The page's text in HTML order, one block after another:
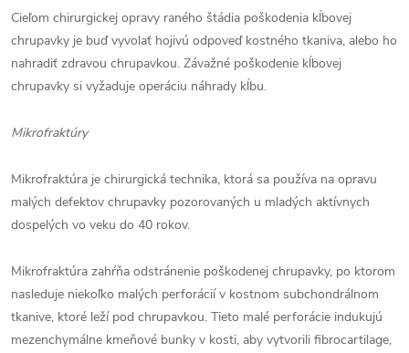
Cieľom chirurgickej opravy raného štádia poškodenia kĺbovej
chrupavky je buď vyvolať hojivú odpoveď kostného tkaniva, alebo ho
nahradiť zdravou chrupavkou. Závažné poškodenie kĺbovej
chrupavky si vyžaduje operáciu náhrady kĺbu.
Mikrofraktúry
Mikrofraktúra je chirurgická technika, ktorá sa používa na opravu
malých defektov chrupavky pozorovaných u mladých aktívnych
dospelých vo veku do 40 rokov.
Mikrofraktúra zahŕňa odstránenie poškodenej chrupavky, po ktorom
nasleduje niekoľko malých perforácií v kostnom subchondrálnom
tkanive, ktoré leží pod chrupavkou. Tieto malé perforácie indukujú
mezenchymálne kmeňové bunky v kosti, aby vytvorili fibrocartilage,